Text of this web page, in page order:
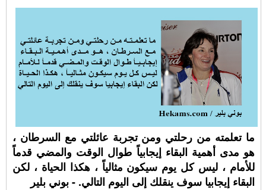
ما تعلمته من رحلتي ومن تجربة عائلتي مع السرطان ،
هو مدى أهمية البقاء إيجابياً طوال الوقت والمضي قدماً
للأمام ، ليس كل يوم سيكون مثالياً ، هكذا الحياة ، لكن
البقاء إيجابيا سوف ينقلك إلى اليوم التالي. - بوني بلير